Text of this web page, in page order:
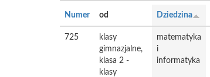
Numer od Dziedzina
725
klasy
gimnazjalne,
klasa 2 -
klasy
matematyka
i
informatyka